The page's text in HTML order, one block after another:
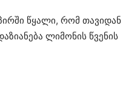
წყალი, რომ თავიდან
ლიმონის წვენის